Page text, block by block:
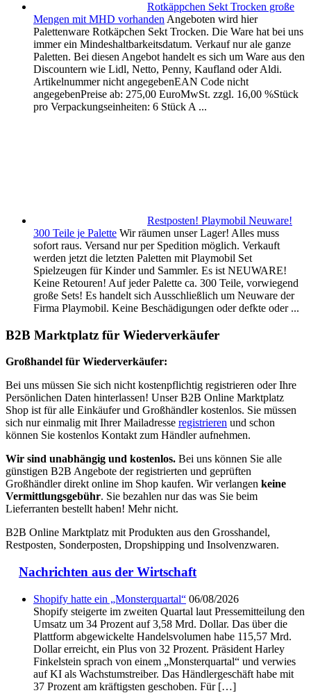
Rotkäppchen Sekt Trocken große
Mengen mit MHD vorhanden Angeboten wird hier
Palettenware Rotkäpchen Sekt Trocken. Die Ware hat bei uns
immer ein Mindeshaltbarkeitsdatum. Verkauf nur ale ganze
Paletten. Bei diesen Angebot handelt es sich um Ware aus den
Discountern wie Lidl, Netto, Penny, Kaufland oder Aldi.
Artikelnummer nicht angegebenEAN Code nicht
angegebenPreise ab: 275,00 EuroMwSt. zzgl. 16,00 %Stück
pro Verpackungseinheiten: 6 Stück A ...
Restposten! Playmobil Neuware!
300 Teile je Palette Wir räumen unser Lager! Alles muss
sofort raus. Versand nur per Spedition möglich. Verkauft
werden jetzt die letzten Paletten mit Playmobil Set
Spielzeugen für Kinder und Sammler. Es ist NEUWARE!
Keine Retouren! Auf jeder Palette ca. 300 Teile, vorwiegend
große Sets! Es handelt sich Ausschließlich um Neuware der
Firma Playmobil. Keine Beschädigungen oder defkte oder ...
B2B Marktplatz für Wiederverkäufer
Großhandel für Wiederverkäufer:
Bei uns müssen Sie sich nicht kostenpflichtig registrieren oder Ihre
Persönlichen Daten hinterlassen! Unser B2B Online Marktplatz
Shop ist für alle Einkäufer und Großhändler kostenlos. Sie müssen
sich nur einmalig mit Ihrer Mailadresse registrieren und schon
können Sie kostenlos Kontakt zum Händler aufnehmen.
Wir sind unabhängig und kostenlos. Bei uns können Sie alle
günstigen B2B Angebote der registrierten und geprüften
Großhändler direkt online im Shop kaufen. Wir verlangen keine
Vermittlungsgebühr. Sie bezahlen nur das was Sie beim
Lieferranten bestellt haben! Mehr nicht.
B2B Online Marktplatz mit Produkten aus den Grosshandel,
Restposten, Sonderposten, Dropshipping und Insolvenzwaren.
Nachrichten aus der Wirtschaft
Shopify hatte ein „Monsterquartal“ 06/08/2026
Shopify steigerte im zweiten Quartal laut Pressemitteilung den
Umsatz um 34 Prozent auf 3,58 Mrd. Dollar. Das über die
Plattform abgewickelte Handelsvolumen habe 115,57 Mrd.
Dollar erreicht, ein Plus von 32 Prozent. Präsident Harley
Finkelstein sprach von einem „Monsterquartal“ und verwies
auf KI als Wachstumstreiber. Das Händlergeschäft habe mit
37 Prozent am kräftigsten geschoben. Für […]